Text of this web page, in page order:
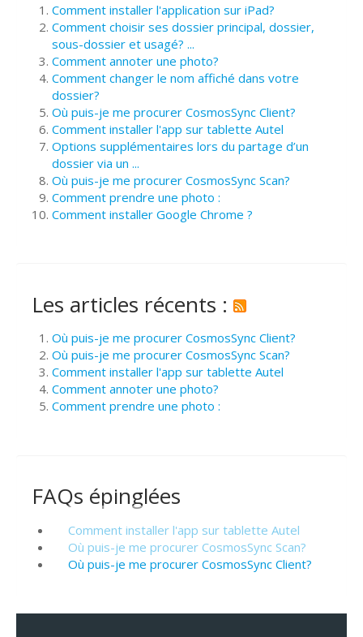
Comment installer l'application sur iPad?
Comment choisir ses dossier principal, dossier,
sous-dossier et usagé? ...
Comment annoter une photo?
Comment changer le nom affiché dans votre
dossier?
Où puis-je me procurer CosmosSync Client?
Comment installer l'app sur tablette Autel
Options supplémentaires lors du partage d’un
dossier via un ...
Où puis-je me procurer CosmosSync Scan?
Comment prendre une photo :
Comment installer Google Chrome ?
Les articles récents :
Où puis-je me procurer CosmosSync Client?
Où puis-je me procurer CosmosSync Scan?
Comment installer l'app sur tablette Autel
Comment annoter une photo?
Comment prendre une photo :
FAQs épinglées
Comment installer l'app sur tablette Autel
Où puis-je me procurer CosmosSync Scan?
Où puis-je me procurer CosmosSync Client?